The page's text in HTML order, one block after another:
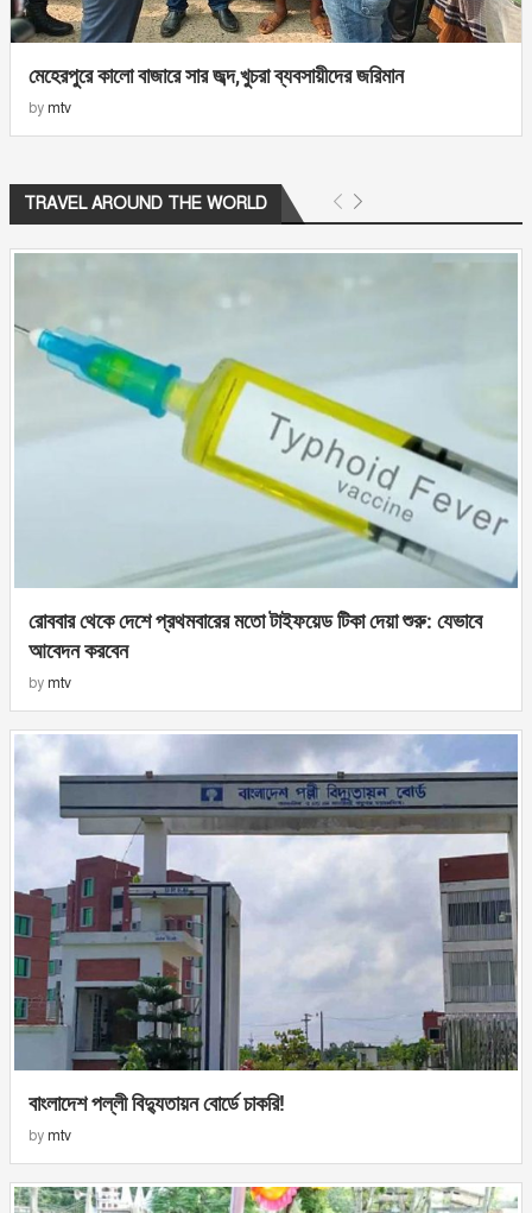
মেহেরপুরে কালো বাজারে সার জব্দ,খুচরা ব্যবসায়ীদের জরিমান
by mtv
TRAVEL AROUND THE WORLD
রোববার থেকে দেশে প্রথমবারের মতো টাইফয়েড টিকা দেয়া শুরু: যেভাবে
আবেদন করবেন
by mtv
বাংলাদেশ পল্লী বিদ্যুতায়ন বোর্ডে চাকরি!
by mtv